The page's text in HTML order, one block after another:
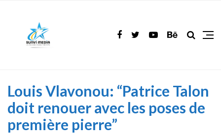
Louis Vlavonou: “Patrice Talon
doit renouer avec les poses de
première pierre”